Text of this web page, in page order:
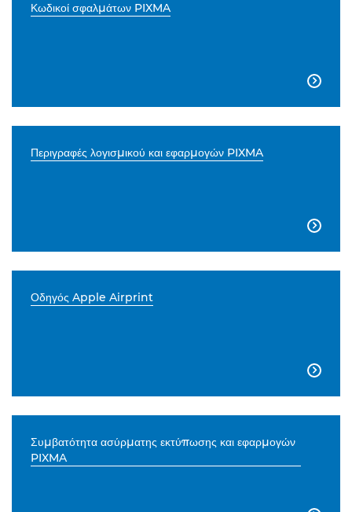
Κωδικοί σφαλμάτων PIXMA

Περιγραφές λογισμικού και εφαρμογών PIXMA

Οδηγός Apple Airprint

Συμβατότητα ασύρματης εκτύπωσης και εφαρμογών
PIXMA